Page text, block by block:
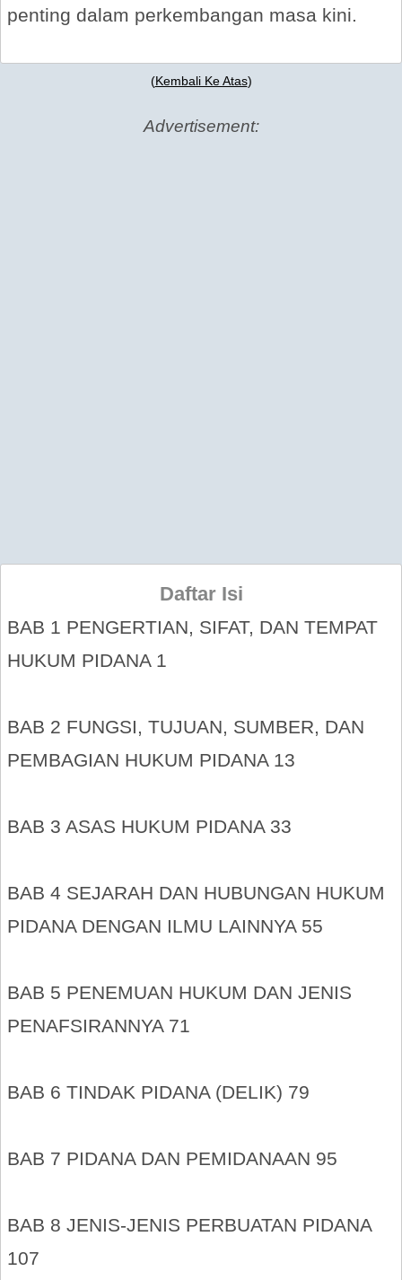
penting dalam perkembangan masa kini.
(Kembali Ke Atas)
Advertisement:
Daftar Isi
BAB 1 PENGERTIAN, SIFAT, DAN TEMPAT
HUKUM PIDANA 1
BAB 2 FUNGSI, TUJUAN, SUMBER, DAN
PEMBAGIAN HUKUM PIDANA 13
BAB 3 ASAS HUKUM PIDANA 33
BAB 4 SEJARAH DAN HUBUNGAN HUKUM
PIDANA DENGAN ILMU LAINNYA 55
BAB 5 PENEMUAN HUKUM DAN JENIS
PENAFSIRANNYA 71
BAB 6 TINDAK PIDANA (DELIK) 79
BAB 7 PIDANA DAN PEMIDANAAN 95
BAB 8 JENIS-JENIS PERBUATAN PIDANA
107